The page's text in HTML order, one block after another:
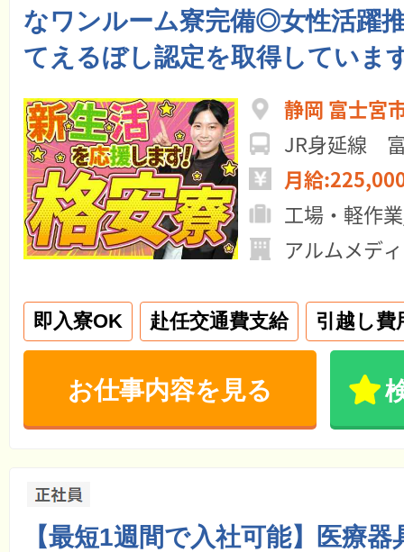
なワンルーム寮完備◎女性活躍
てえるぼし認定を取得していま
静岡 富士宮
JR身延線
月給
工場・軽作
アルムメデ
即入寮OK 赴任交通費支給 引越し費
お仕事内容を見る
【最短1週間で入社可能】医療